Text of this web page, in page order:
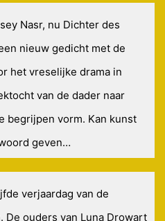
Nasr, nu Dichter des
nieuw gedicht met de
het vreselijke drama in
van de dader naar
begrijpen vorm. Kan kunst
geven…
verjaardag van de
ouders van Luna Drowart